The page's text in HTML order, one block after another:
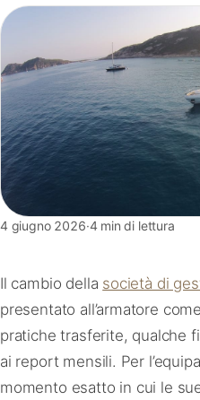
Contatti
4 giugno 2026·4 min di lettura
Il cambio della società di
presentato all’armatore
pratiche trasferite, qualche
ai report mensili. Per
momento esatto in cui le